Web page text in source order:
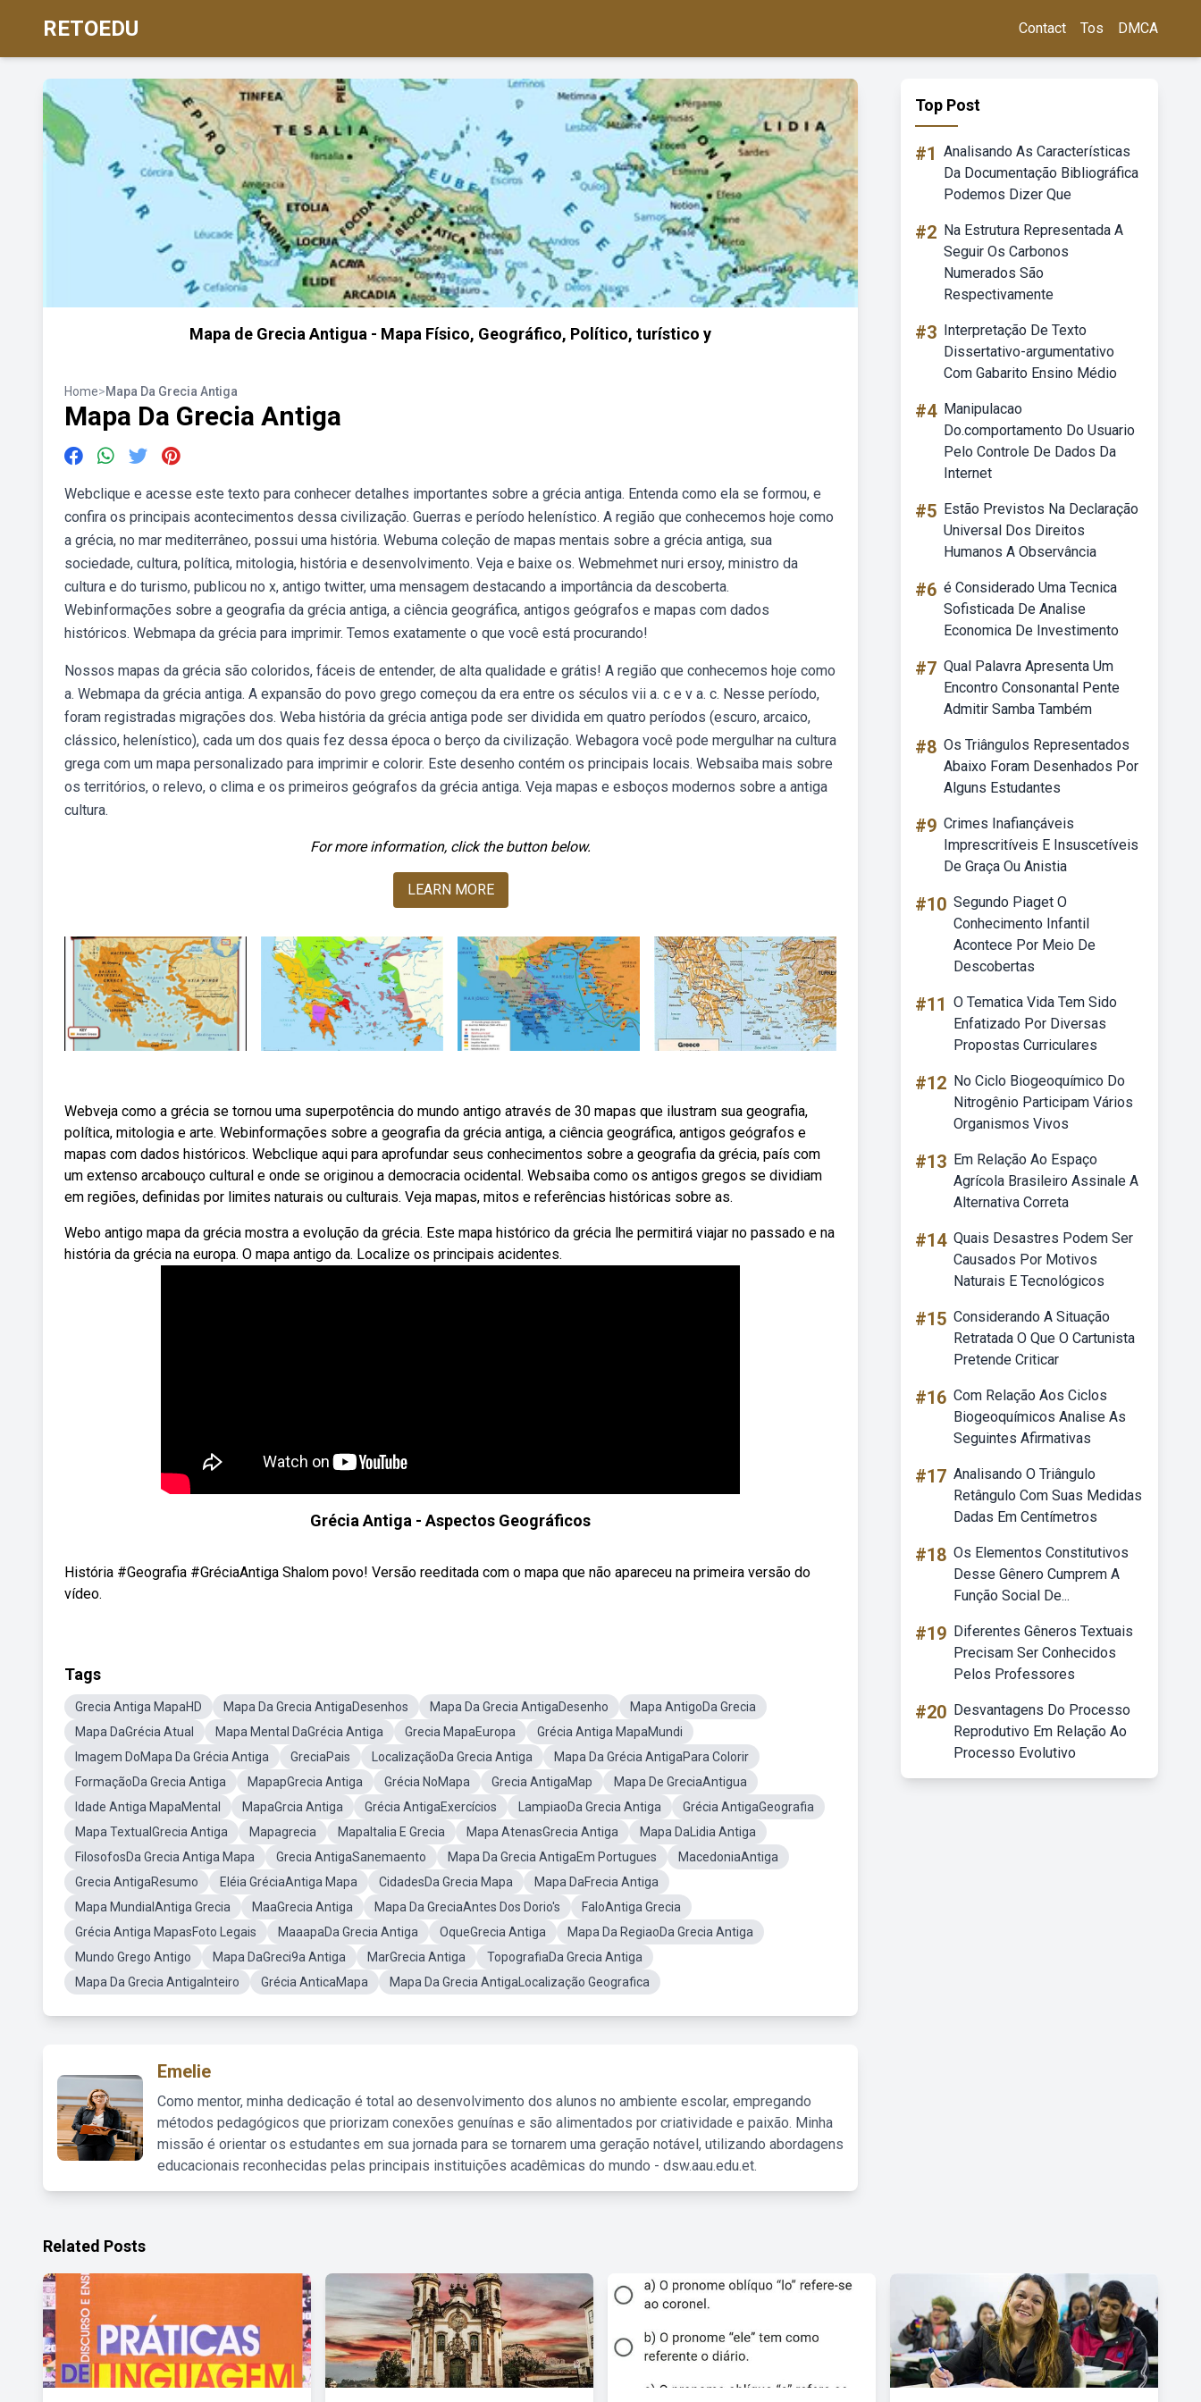
RETOEDU Contact Tos DMCA
Mapa de Grecia Antigua - Mapa Físico, Geográfico, Político, turístico y
Home>Mapa Da Grecia Antiga
Mapa Da Grecia Antiga
Webclique e acesse este texto para conhecer detalhes importantes sobre a grécia antiga. Entenda como ela se formou, e
confira os principais acontecimentos dessa civilização. Guerras e período helenístico. A região que conhecemos hoje como
a grécia, no mar mediterrâneo, possui uma história. Webuma coleção de mapas mentais sobre a grécia antiga, sua
sociedade, cultura, política, mitologia, história e desenvolvimento. Veja e baixe os. Webmehmet nuri ersoy, ministro da
cultura e do turismo, publicou no x, antigo twitter, uma mensagem destacando a importância da descoberta.
Webinformações sobre a geografia da grécia antiga, a ciência geográfica, antigos geógrafos e mapas com dados
históricos. Webmapa da grécia para imprimir. Temos exatamente o que você está procurando!
Nossos mapas da grécia são coloridos, fáceis de entender, de alta qualidade e grátis! A região que conhecemos hoje como
a. Webmapa da grécia antiga. A expansão do povo grego começou da era entre os séculos vii a. c e v a. c. Nesse período,
foram registradas migrações dos. Weba história da grécia antiga pode ser dividida em quatro períodos (escuro, arcaico,
clássico, helenístico), cada um dos quais fez dessa época o berço da civilização. Webagora você pode mergulhar na cultura
grega com um mapa personalizado para imprimir e colorir. Este desenho contém os principais locais. Websaiba mais sobre
os territórios, o relevo, o clima e os primeiros geógrafos da grécia antiga. Veja mapas e esboços modernos sobre a antiga
cultura.
For more information, click the button below.
LEARN MORE
Webveja como a grécia se tornou uma superpotência do mundo antigo através de 30 mapas que ilustram sua geografia,
política, mitologia e arte. Webinformações sobre a geografia da grécia antiga, a ciência geográfica, antigos geógrafos e
mapas com dados históricos. Webclique aqui para aprofundar seus conhecimentos sobre a geografia da grécia, país com
um extenso arcabouço cultural e onde se originou a democracia ocidental. Websaiba como os antigos gregos se dividiam
em regiões, definidas por limites naturais ou culturais. Veja mapas, mitos e referências históricas sobre as.
Webo antigo mapa da grécia mostra a evolução da grécia. Este mapa histórico da grécia lhe permitirá viajar no passado e na
história da grécia na europa. O mapa antigo da. Localize os principais acidentes.
Grécia Antiga - Aspectos Geográficos
História #Geografia #GréciaAntiga Shalom povo! Versão reeditada com o mapa que não apareceu na primeira versão do
vídeo.
Tags
Grecia Antiga MapaHD Mapa Da Grecia AntigaDesenhos Mapa Da Grecia AntigaDesenho
Mapa AntigoDa Grecia
Mapa DaGrécia Atual
Mapa Mental DaGrécia Antiga Grecia MapaEuropa
Grécia Antiga MapaMundi
Imagem DoMapa Da Grécia Antiga
GreciaPais LocalizaçãoDa Grecia Antiga
Mapa Da Grécia AntigaPara Colorir
FormaçãoDa Grecia Antiga
MapapGrecia Antiga Grécia NoMapa Grecia AntigaMap
Mapa De GreciaAntigua
Idade Antiga MapaMental
MapaGrcia Antiga Grécia AntigaExercícios LampiaoDa Grecia Antiga
Grécia AntigaGeografia
Mapa TextualGrecia Antiga
Mapagrecia MapaItalia E Grecia Mapa AtenasGrecia Antiga
Mapa DaLidia Antiga
FilosofosDa Grecia Antiga Mapa
Grecia AntigaSanemaento Mapa Da Grecia AntigaEm Portugues
MacedoniaAntiga
Grecia AntigaResumo
Eléia GréciaAntiga Mapa CidadesDa Grecia Mapa
Mapa DaFrecia Antiga
Mapa MundialAntiga Grecia
MaaGrecia Antiga Mapa Da GreciaAntes Dos Dorio's
FaloAntiga Grecia
Grécia Antiga MapasFoto Legais
MaaapaDa Grecia Antiga OqueGrecia Antiga
Mapa Da RegiaoDa Grecia Antiga
Mundo Grego Antigo
Mapa DaGreci9a Antiga MarGrecia Antiga
TopografiaDa Grecia Antiga
Mapa Da Grecia AntigaInteiro
Grécia AnticaMapa Mapa Da Grecia AntigaLocalização Geografica
Emelie
Como mentor, minha dedicação é total ao desenvolvimento dos alunos no ambiente escolar, empregando
métodos pedagógicos que priorizam conexões genuínas e são alimentados por criatividade e paixão. Minha
missão é orientar os estudantes em sua jornada para se tornarem uma geração notável, utilizando abordagens
educacionais reconhecidas pelas principais instituições acadêmicas do mundo - dsw.aau.edu.et.
Top Post
#1 Analisando As Características
Da Documentação Bibliográfica
Podemos Dizer Que
#2 Na Estrutura Representada A
Seguir Os Carbonos
Numerados São
Respectivamente
#3 Interpretação De Texto
Dissertativo-argumentativo
Com Gabarito Ensino Médio
#4 Manipulacao
Do.comportamento Do Usuario
Pelo Controle De Dados Da
Internet
#5 Estão Previstos Na Declaração
Universal Dos Direitos
Humanos A Observância
#6 é Considerado Uma Tecnica
Sofisticada De Analise
Economica De Investimento
#7 Qual Palavra Apresenta Um
Encontro Consonantal Pente
Admitir Samba Também
#8 Os Triângulos Representados
Abaixo Foram Desenhados Por
Alguns Estudantes
#9 Crimes Inafiançáveis
Imprescritíveis E Insuscetíveis
De Graça Ou Anistia
#10 Segundo Piaget O
Conhecimento Infantil
Acontece Por Meio De
Descobertas
#11 O Tematica Vida Tem Sido
Enfatizado Por Diversas
Propostas Curriculares
#12 No Ciclo Biogeoquímico Do
Nitrogênio Participam Vários
Organismos Vivos
#13 Em Relação Ao Espaço
Agrícola Brasileiro Assinale A
Alternativa Correta
#14 Quais Desastres Podem Ser
Causados Por Motivos
Naturais E Tecnológicos
#15 Considerando A Situação
Retratada O Que O Cartunista
Pretende Criticar
#16 Com Relação Aos Ciclos
Biogeoquímicos Analise As
Seguintes Afirmativas
#17 Analisando O Triângulo
Retângulo Com Suas Medidas
Dadas Em Centímetros
#18 Os Elementos Constitutivos
Desse Gênero Cumprem A
Função Social De...
#19 Diferentes Gêneros Textuais
Precisam Ser Conhecidos
Pelos Professores
#20 Desvantagens Do Processo
Reprodutivo Em Relação Ao
Processo Evolutivo
Related Posts